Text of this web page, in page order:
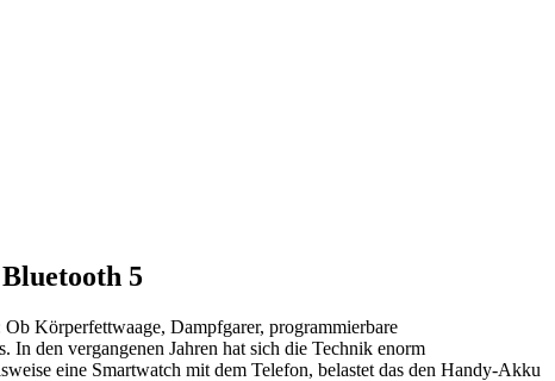
5
Körperfettwaage, Dampfgarer, programmierbare
In den vergangenen Jahren hat sich die Technik enorm
eine Smartwatch mit dem Telefon, belastet das den Handy-Akku